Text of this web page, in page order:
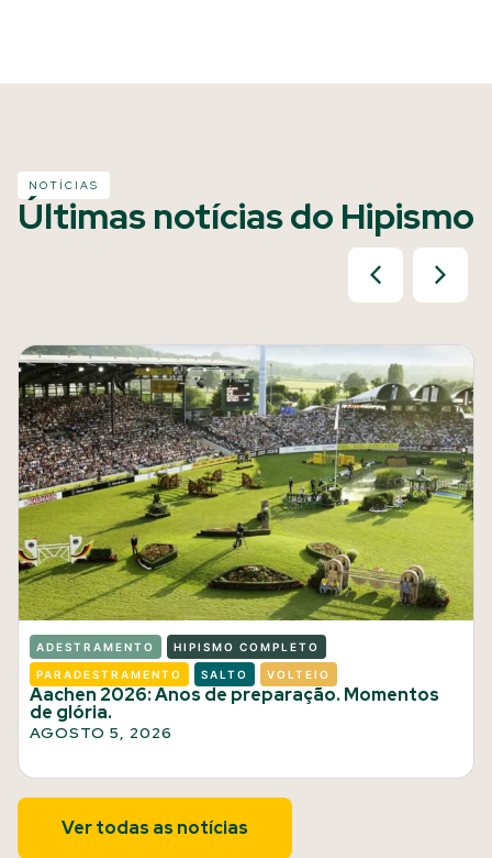
NOTÍCIAS
Últimas notícias do Hipismo
ADESTRAMENTO HIPISMO COMPLETO
PARADESTRAMENTO SALTO VOLTEIO
Aachen 2026: Anos de preparação. Momentos
de glória.
AGOSTO 5, 2026
Ver todas as notícias